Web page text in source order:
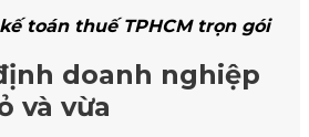
toán thuế TPHCM trọn gói
doanh nghiệp
và vừa